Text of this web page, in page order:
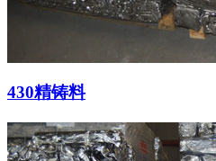
430精铸料